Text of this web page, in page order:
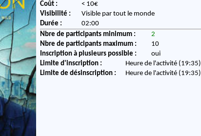
Coût :
< 10€
Visibilité :
Visible par tout le monde
Durée :
02:00
Nbre de participants minimum :
2
Nbre de participants maximum :
10
Inscription à plusieurs possible :
oui
Limite d'inscription :
Heure de l'activité (19:35)
Limite de désinscription :
Heure de l'activité (19:35)